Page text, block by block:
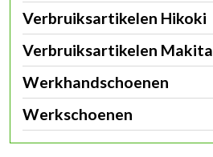
Verbruiksartikelen Hikoki
Verbruiksartikelen Makita
Werkhandschoenen
Werkschoenen